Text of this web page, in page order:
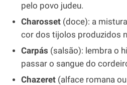
pelo povo judeu.
Charosset (doce): a
cor dos tijolos produzidos
Carpás (salsão): lembra o
passar o sangue do
Chazeret (alface romana